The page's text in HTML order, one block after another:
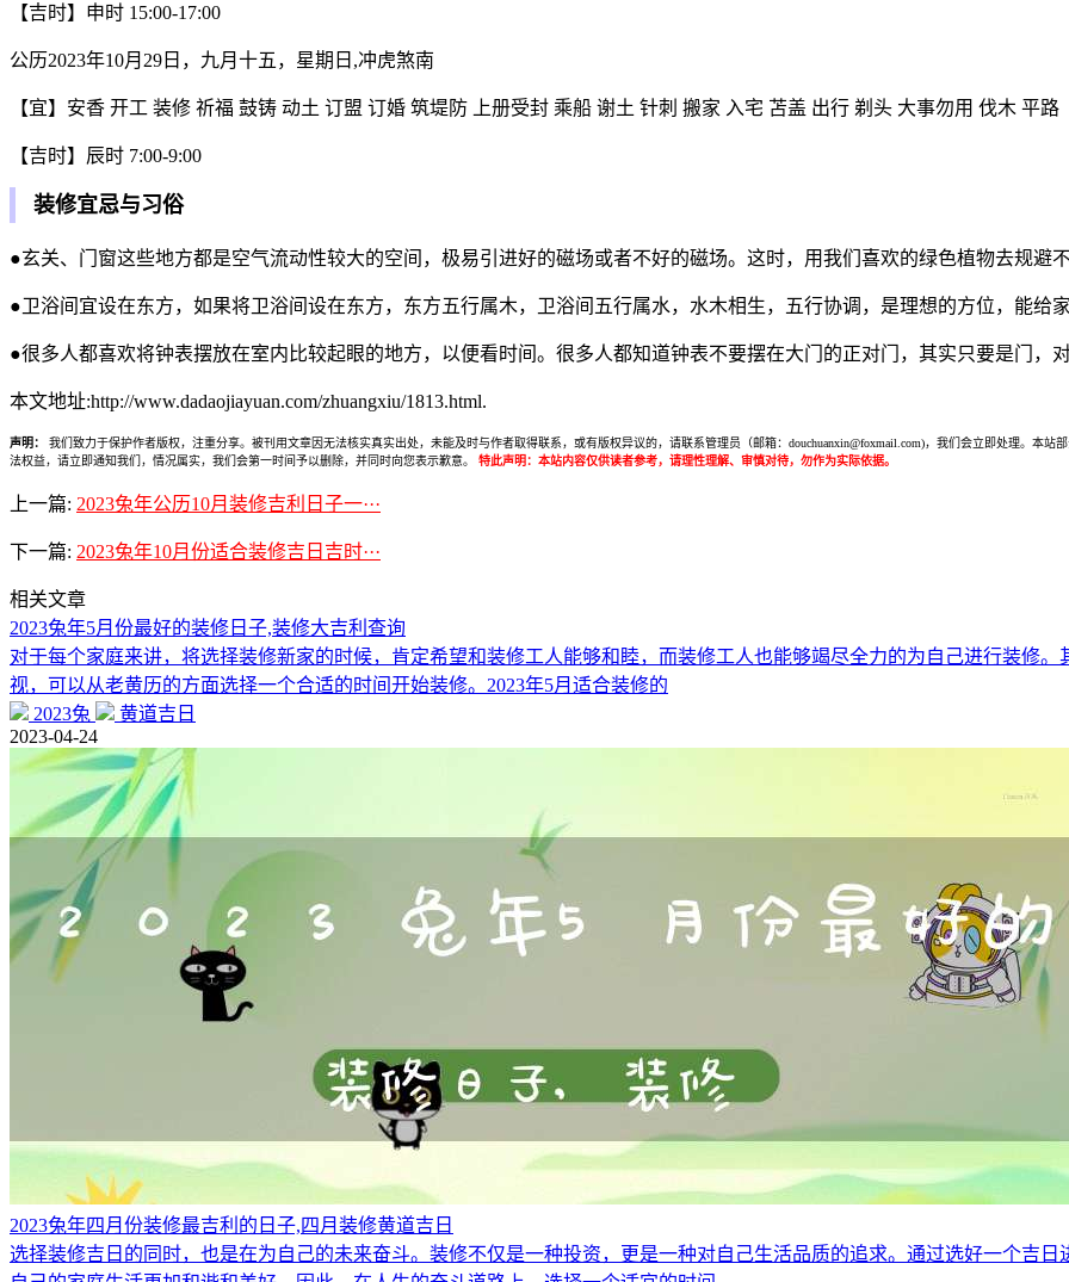
【吉时】申时 15:00-17:00
公历2023年10月29日，九月十五，星期日,冲虎煞南
【宜】安香 开工 装修 祈福 鼓铸 动土 订盟 订婚 筑堤防 上册受封 乘船 谢土 针刺 搬家 入宅 苫盖 出行 剃头 大事勿用 伐木 平路
【吉时】辰时 7:00-9:00
装修宜忌与习俗
●玄关、门窗这些地方都是空气流动性较大的空间，极易引进好的磁场或者不好的磁场。这时，用我们喜欢的绿色植物去规避
●卫浴间宜设在东方，如果将卫浴间设在东方，东方五行属木，卫浴间五行属水，水木相生，五行协调，是理想的方位，能给
●很多人都喜欢将钟表摆放在室内比较起眼的地方，以便看时间。很多人都知道钟表不要摆在大门的正对门，其实只要是门，
本文地址:http://www.dadaojiayuan.com/zhuangxiu/1813.html.
声明：
我们致力于保护作者版权，注重分享。被刊用文章因无法核实真实出处，未能及时与作者取得联系，或有版权异议的，请联系管理员（邮箱：douchuanxin@foxmail.com)，我们会立即处理。本
法权益，请立即通知我们，情况属实，我们会第一时间予以删除，并同时向您表示歉意。
特此声明：本站内容仅供读者参考，请理性理解、审慎对待，勿作为实际依据。
上一篇: 2023兔年公历10月装修吉利日子一···
下一篇: 2023兔年10月份适合装修吉日吉时···
相关文章
2023兔年5月份最好的装修日子,装修大吉利查询
对于每个家庭来讲，将选择装修新家的时候，肯定希望和装修工人能够和睦，而装修工人也能够竭尽全力的为自己进行装修
视，可以从老黄历的方面选择一个合适的时间开始装修。2023年5月适合装修的
2023兔
黄道吉日
2023-04-24
2023兔年四月份装修最吉利的日子,四月装修黄道吉日
选择装修吉日的同时，也是在为自己的未来奋斗。装修不仅是一种投资，更是一种对自己生活品质的追求。通过选好一个吉